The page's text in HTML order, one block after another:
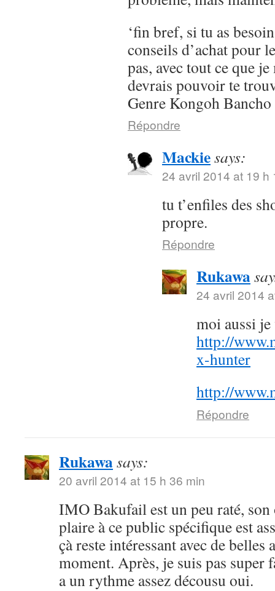
‘fin bref, si tu as
conseils d’achat pour
pas, avec tout ce que
devrais pouvoir te
Genre Kongoh Bancho
Répondre
Mackiesays:
24 avril 2014 at 19 h
tu t’enfiles des
propre.
Répondre
Rukawa
24 avril 2014
moi aussi
http://
x-hunter
http://
Répondre
Rukawasays:
20 avril 2014 at 15 h 36 min
IMO Bakufail est un peu raté,
plaire à ce public spécifique est
çà reste intéressant avec de belles
moment. Après, je suis pas super
a un rythme assez décousu oui.